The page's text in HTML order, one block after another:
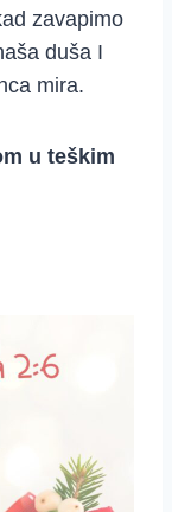
zavapimo
duša I
mira.
u teškim